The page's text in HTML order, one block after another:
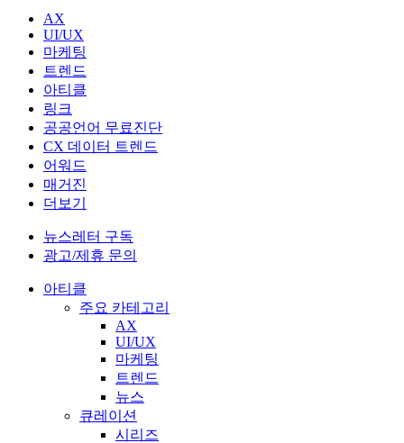
AX
UI/UX
마케팅
트렌드
아티클
링크
공공언어 무료진단
CX 데이터 트렌드
어워드
매거진
더보기
뉴스레터 구독
광고/제휴 문의
아티클
주요 카테고리
AX
UI/UX
마케팅
트렌드
뉴스
큐레이션
시리즈